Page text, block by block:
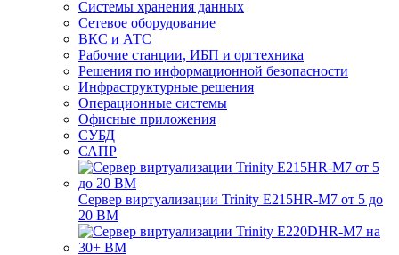
Системы хранения данных
Сетевое оборудование
ВКС и АТС
Рабочие станции, ИБП и оргтехника
Решения по информационной безопасности
Инфраструктурные решения
Операционные системы
Офисные приложения
СУБД
САПР
Сервер виртуализации Trinity E215HR-M7 от 5 до
20 ВМ